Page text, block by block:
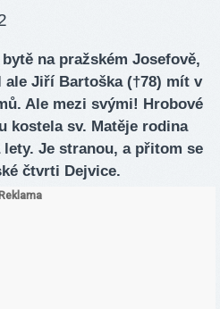
na pražském Josefově,
Jiří Bartoška (†78) mít v
Ale mezi svými! Hrobové
kostela sv. Matěje rodina
Je stranou, a přitom se
čtvrti Dejvice.